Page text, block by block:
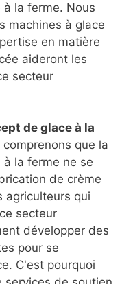
la ferme. Nous
machines à glace
en matière
aideront les
secteur
de glace à la
que la
la ferme ne se
de crème
agriculteurs qui
secteur
développer des
pour se
C'est pourquoi